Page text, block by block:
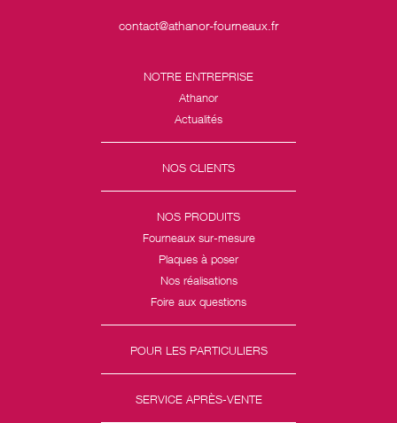
contact@athanor-fourneaux.fr
NOTRE ENTREPRISE
Athanor
Actualités
NOS CLIENTS
NOS PRODUITS
Fourneaux sur-mesure
Plaques à poser
Nos réalisations
Foire aux questions
POUR LES PARTICULIERS
SERVICE APRÈS-VENTE